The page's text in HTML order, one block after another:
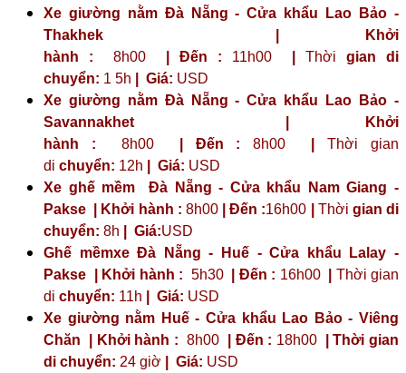
Xe giường nằm Đà Nẵng - Cửa khẩu Lao Bảo -
Thakhek | Khởi
hành : 8h00 | Đến : 11h00 Thời gian di
chuyển: 1 5h Giá: USD
Xe giường nằm Đà Nẵng - Cửa khẩu Lao Bảo -
Savannakhet | Khởi
hành : 8h00| Đến : 8h00 |Thời gian
di chuyển: 12h Giá: USD
Xe ghế mềm Đà Nẵng - Cửa khẩu Nam Giang -
Pakse | Khởi hành : 8h00| Đến :16h00 Thời gian di
chuyển: 8h Giá:USD
Ghế mềmxe Đà Nẵng - Huế - Cửa khẩu Lalay -
Pakse | Khởi hành : 5h30| Đến : 16h00| Thời gian
di chuyển: 11h Giá: USD
Xe giường nằm Huế - Cửa khẩu Lao Bảo - Viêng
Chăn | Khởi hành : 8h00| Đến : 18h00| Thời gian
di chuyển: 24 giờ | Giá: USD